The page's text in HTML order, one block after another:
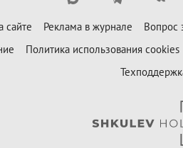
сайте Реклама в журнале Вопрос
Политика использования cookies